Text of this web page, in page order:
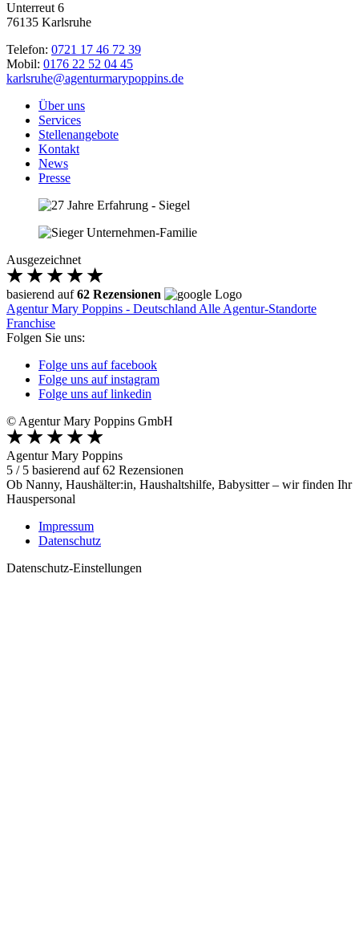
Unterreut 6
76135 Karlsruhe
Telefon: 0721 17 46 72 39
Mobil: 0176 22 52 04 45
karlsruhe@agenturmarypoppins.de
Über uns
Services
Stellenangebote
Kontakt
News
Presse
Ausgezeichnet
basierend auf62 Rezensionen
Agentur Mary Poppins - Deutschland Alle Agentur-Standorte
Franchise
Folgen Sie uns:
Folge uns auf facebook
Folge uns auf instagram
Folge uns auf linkedin
© Agentur Mary Poppins GmbH
Agentur Mary Poppins
5 / 5 basierend auf62 Rezensionen
Ob Nanny, Haushälter:in, Haushaltshilfe, Babysitter – wir finden Ihr
Hauspersonal
Impressum
Datenschutz
Datenschutz-Einstellungen